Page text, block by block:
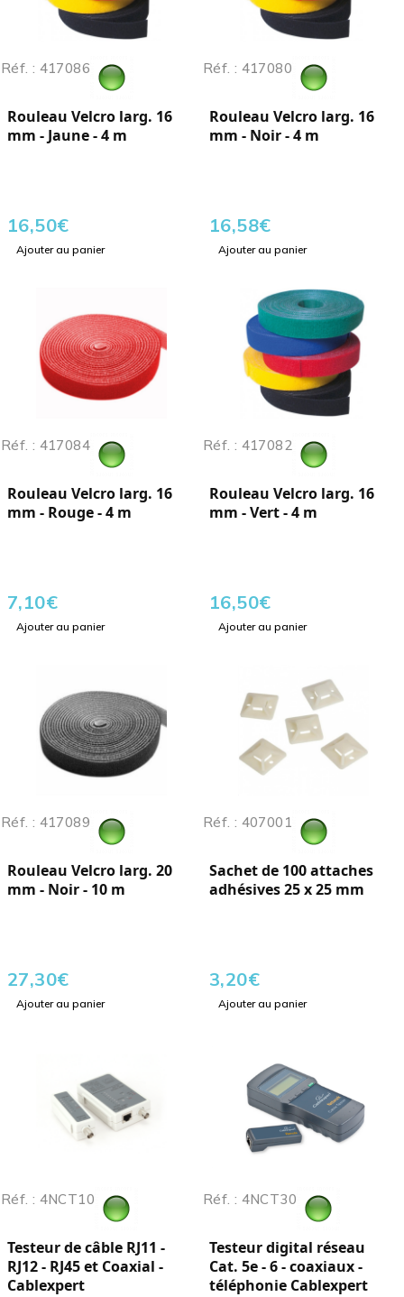
Réf. : 417086
Rouleau Velcro larg. 16
mm - Jaune - 4 m
16,50€
Ajouter au panier
Réf. : 417080
Rouleau Velcro larg. 16
mm - Noir - 4 m
16,58€
Ajouter au panier
Réf. : 417084
Rouleau Velcro larg. 16
mm - Rouge - 4 m
7,10€
Ajouter au panier
Réf. : 417082
Rouleau Velcro larg. 16
mm - Vert - 4 m
16,50€
Ajouter au panier
Réf. : 417089
Rouleau Velcro larg. 20
mm - Noir - 10 m
27,30€
Ajouter au panier
Réf. : 407001
Sachet de 100 attaches
adhésives 25 x 25 mm
3,20€
Ajouter au panier
Réf. : 4NCT10
Testeur de câble RJ11 -
RJ12 - RJ45 et Coaxial -
Cablexpert
Réf. : 4NCT30
Testeur digital réseau
Cat. 5e - 6 - coaxiaux -
téléphonie Cablexpert